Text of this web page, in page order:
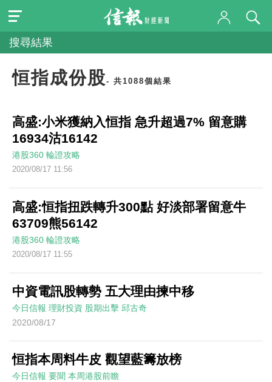
搜尋結果
恒指成份股- 共1088個結果
高盛:小米獲納入恒指 急升超過7% 留意購
16934沽16142
港股360 輪證攻略
2020/08/17 11:56
高盛:恒指扭跌轉升300點 好淡部署留意牛
63709熊56142
港股360 輪證攻略
2020/08/17 11:55
中資電訊股轉勢 五大理由揀中移
今日信報 理財投資 股期出擊 邱古奇
2020/08/17
恒指本周料牛皮 觀望藍籌放榜
今日信報 要聞 本周港股前瞻